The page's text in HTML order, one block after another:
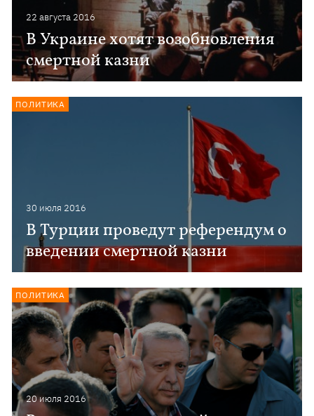
22 августа 2016
В Украине хотят возобновления
смертной казни
30 июля 2016
В Турции проведут референдум о
введении смертной казни
ПОЛИТИКА
20 июля 2016
ПОЛИТИКА